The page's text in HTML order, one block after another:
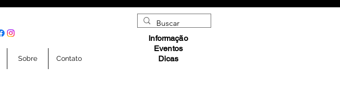
Sobre Contato
Informação
Eventos
Dicas